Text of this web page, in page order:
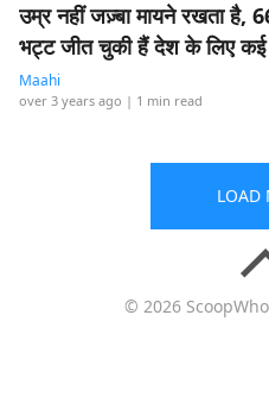
उम्र नहीं जज़्बा मायने रखता है,
भट्ट जीत चुकी हैं देश के लिए
Maahi
over 3 years ago | 1 min read
LOAD
© 2026